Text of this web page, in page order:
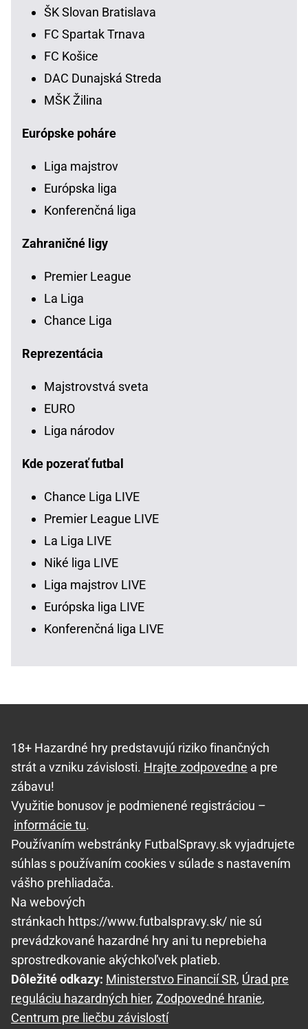
ŠK Slovan Bratislava
FC Spartak Trnava
FC Košice
DAC Dunajská Streda
MŠK Žilina
Európske poháre
Liga majstrov
Európska liga
Konferenčná liga
Zahraničné ligy
Premier League
La Liga
Chance Liga
Reprezentácia
Majstrovstvá sveta
EURO
Liga národov
Kde pozerať futbal
Chance Liga LIVE
Premier League LIVE
La Liga LIVE
Niké liga LIVE
Liga majstrov LIVE
Európska liga LIVE
Konferenčná liga LIVE
18+ Hazardné hry predstavujú riziko finančných
strát a vzniku závislosti. Hrajte zodpovedne a pre
zábavu!
Využitie bonusov je podmienené registráciou –
informácie tu.
Používaním webstránky FutbalSpravy.sk vyjadrujete
súhlas s používaním cookies v súlade s nastavením
vášho prehliadača.
Na webových
stránkach https://www.futbalspravy.sk/ nie sú
prevádzkované hazardné hry ani tu neprebieha
sprostredkovanie akýchkoľvek platieb.
Dôležité odkazy: Ministerstvo Financií SR, Úrad pre
reguláciu hazardných hier, Zodpovedné hranie,
Centrum pre liečbu závislostí